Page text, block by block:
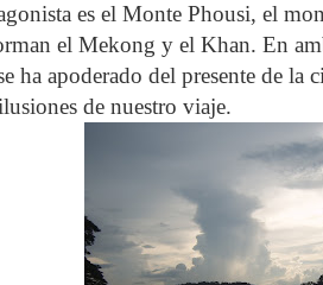
es el Monte Phousi, el
el Mekong y el Khan. En
ha apoderado del presente de
de nuestro viaje.